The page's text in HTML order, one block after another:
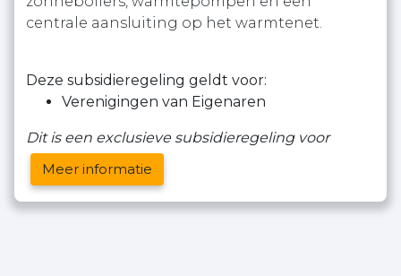
centrale aansluiting op het warmtenet.
Deze subsidieregeling geldt voor:
Verenigingen van Eigenaren
Dit is een exclusieve subsidieregeling voor
Meer informatie